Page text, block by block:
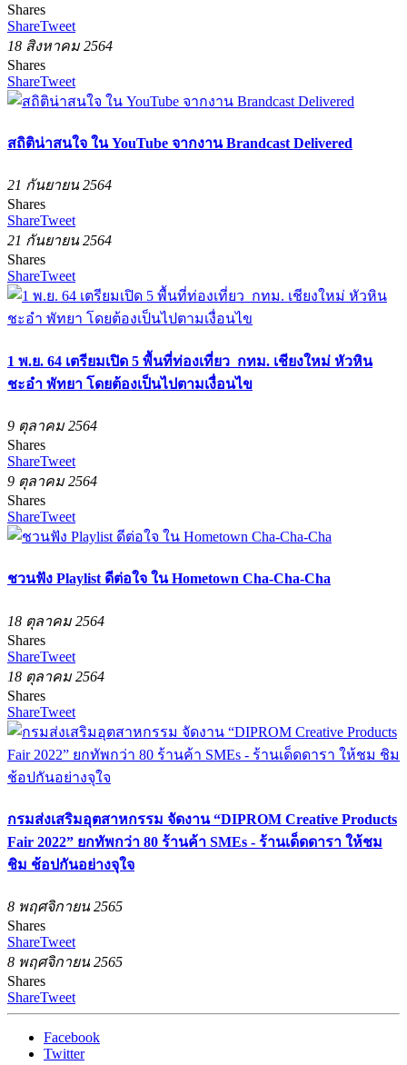
Shares
ShareTweet
18 สิงหาคม 2564
Shares
ShareTweet
สถิติน่าสนใจ ใน YouTube จากงาน Brandcast Delivered
21 กันยายน 2564
Shares
ShareTweet
21 กันยายน 2564
Shares
ShareTweet
1 พ.ย. 64 เตรียมเปิด 5 พื้นที่ท่องเที่ยว กทม. เชียงใหม่ หัวหิน
ชะอำ พัทยา โดยต้องเป็นไปตามเงื่อนไข
9 ตุลาคม 2564
Shares
ShareTweet
9 ตุลาคม 2564
Shares
ShareTweet
ชวนฟัง Playlist ดีต่อใจ ใน Hometown Cha-Cha-Cha
18 ตุลาคม 2564
Shares
ShareTweet
18 ตุลาคม 2564
Shares
ShareTweet
กรมส่งเสริมอุตสาหกรรม จัดงาน “DIPROM Creative Products
Fair 2022” ยกทัพกว่า 80 ร้านค้า SMEs - ร้านเด็ดดารา ให้ชม
ชิม ช้อปกันอย่างจุใจ
8 พฤศจิกายน 2565
Shares
ShareTweet
8 พฤศจิกายน 2565
Shares
ShareTweet
Facebook
Twitter